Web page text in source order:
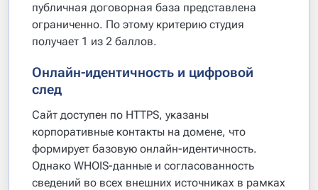
публичная договорная база представлена
ограниченно. По этому критерию студия
получает 1 из 2 баллов.
Онлайн-идентичность и цифровой
след
Сайт доступен по HTTPS, указаны
корпоративные контакты на домене, что
формирует базовую онлайн-идентичность.
Однако WHOIS-данные и согласованность
сведений во всех внешних источниках в рамках